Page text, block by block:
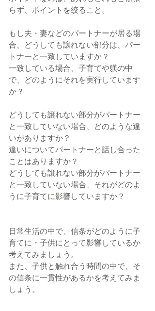
らず、ポイントを絞ること。
もし夫・妻などのパートナーが居る場
合、どうしても譲れない部分は、パー
トナーと一致していますか？
一致している場合、子育てや躾の中
で、どのようにそれを実行しています
か？
どうしても譲れない部分がパートナー
と一致していない場合、どのような違
いがありますか？
違いについてパートナーと話し合った
ことはありますか？
どうしても譲れない部分がパートナー
と一致していない場合、それがどのよ
うに子育てに影響していますか？
日常生活の中で、信条がどのように子
育てに・子供にとって影響しているか
考えてみましょう。
また、子供と触れ合う時間の中で、そ
の信条に一貫性があるかを考えてみま
しょう。